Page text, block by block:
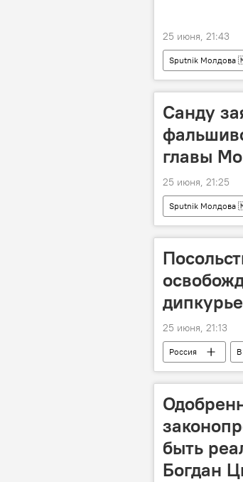
25 июня, 21:43
Sputnik
Санду
главы
25 июня, 21:25
Sputnik
25 июня, 21:13
Россия
быть
Богдан